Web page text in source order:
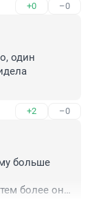
+0 –0
один
+2 –0
больше
более он